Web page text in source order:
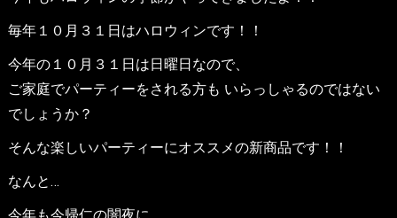
毎年１０月３１日はハロウィンです！！
今年の１０月３１日は日曜日なので、
ご家庭でパーティーをされる方も いらっしゃるのではない
でしょうか？
そんな楽しいパーティーにオススメの新商品です！！
なんと…